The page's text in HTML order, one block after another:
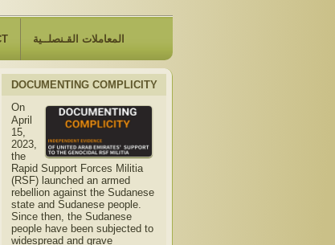
المعاملات القـنصلــية
will be closed due to the observance of "The Hijri
DOCUMENTING COMPLICITY
On
April
15,
2023,
the
Rapid Support Forces Militia
(RSF) launched an armed
rebellion against the Sudanese
state and Sudanese people.
Since then, the Sudanese
people have been subjected to
widespread and grave